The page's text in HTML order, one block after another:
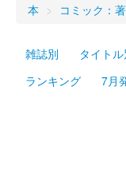
Myシェルフ
プレミアム
本 > コミック：
雑誌別 タイトル
ランキング
7月